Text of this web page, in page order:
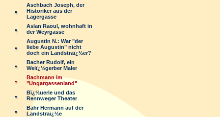
Aschbach Joseph, der
Historiker aus der
Lagergasse
Aslan Raoul, wohnhaft in
der Weyrgasse
Augustin N.: War "der
liebe Augustin" nicht
doch ein Landstraï¿½er?
Bacher Rudolf, ein
Weiï¿½gerber Maler
Bachmann im
"Ungargassenland"
Bï¿½uerle und das
Rennweger Theater
Bahr Hermann auf der
Landstraï¿½e